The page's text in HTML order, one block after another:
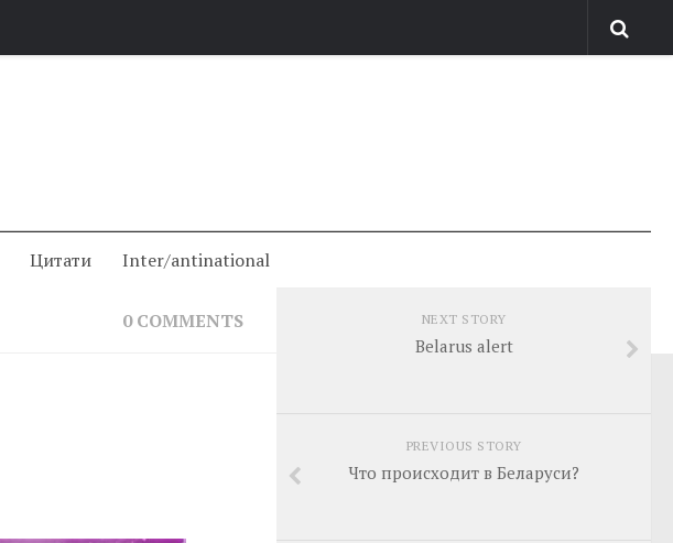
Цитати Inter/antinational
0 COMMENTS NEXT STORY
Belarus alert
PREVIOUS STORY
Что происходит в Беларуси?